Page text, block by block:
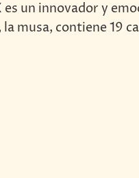
es un innovador y
la musa, contiene 19